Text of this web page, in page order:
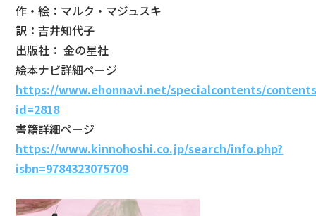
作・絵：マルク・マジュスキ
訳：吉井知代子
出版社： 金の星社
絵本ナビ詳細ページ
https://www.ehonnavi.net/specialcontents/
id=2818
書籍詳細ページ
https://www.kinnohoshi.co.jp/search/info.php?
isbn=9784323075709